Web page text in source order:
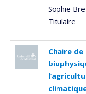
Sophie
Titulaire
Chaire de